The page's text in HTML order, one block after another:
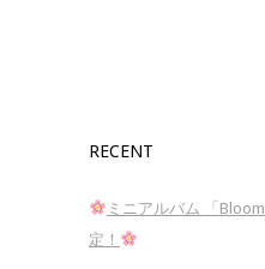
RECENT
ミニアルバム 「
定！